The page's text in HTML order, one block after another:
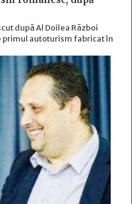
după Al Doilea Război
primul autoturism fabricat în